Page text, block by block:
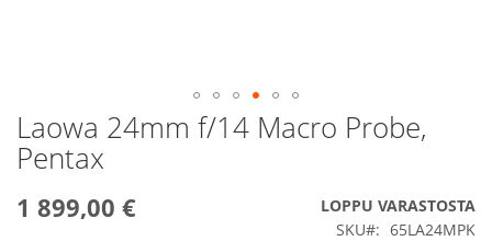
Laowa 24mm f/14 Macro Probe,
Pentax
1 899,00 €
LOPPU VARASTOSTA
SKU
65LA24MPK
Skip
to
the
of